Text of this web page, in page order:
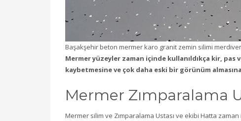
Başakşehir beton mermer karo granit zemin silimi
Mermer yüzeyler zaman içinde kullanıldıkça kir, pas
kaybetmesine ve çok daha eski bir görünüm
Mermer Zımparalama
Mermer silim ve Zımparalama Ustası ve ekibi Hatta